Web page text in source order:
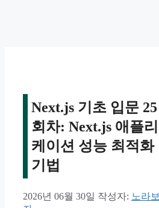
Next.js 기초 입문 25
회차: Next.js 애플리
케이션 성능 최적화
기법
2026년 06월 30일 작성자: 노라보